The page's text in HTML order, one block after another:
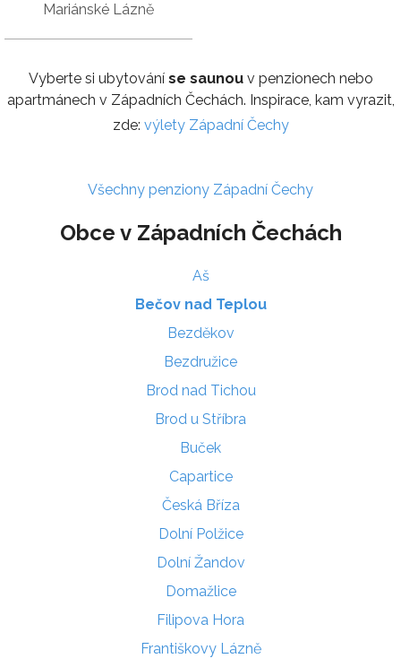
Mariánské Lázně
Vyberte si ubytování se saunouv penzionech nebo
apartmánech v Západních Čechách. Inspirace, kam vyrazit,
zde: výlety Západní Čechy
Všechny penziony Západní Čechy
Obce v Západních Čechách
Aš
Bečov nad Teplou
Bezděkov
Bezdružice
Brod nad Tichou
Brod u Stříbra
Buček
Capartice
Česká Bříza
Dolní Polžice
Dolní Žandov
Domažlice
Filipova Hora
Františkovy Lázně